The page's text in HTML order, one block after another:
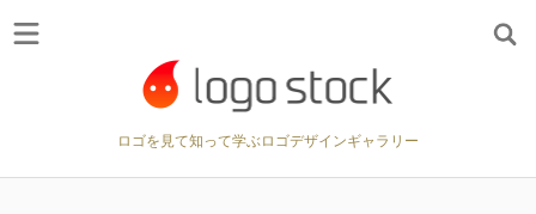
ロゴを見て知って学ぶロゴデザインギャラリー